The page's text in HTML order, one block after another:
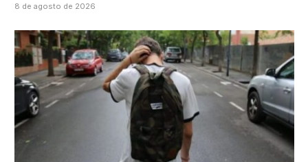
8 de agosto de 2026